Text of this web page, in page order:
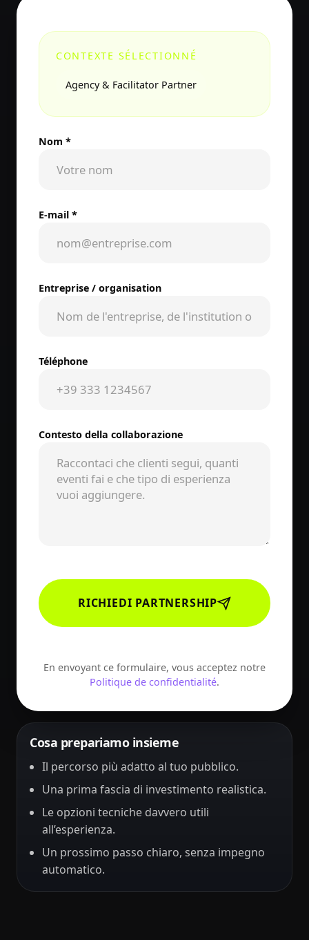
CONTEXTE SÉLECTIONNÉ
Agency & Facilitator Partner
Nom *
E-mail *
Entreprise / organisation
Téléphone
Contesto della collaborazione
RICHIEDI PARTNERSHIP
En envoyant ce formulaire, vous acceptez notre
Politique de confidentialité.
Cosa prepariamo insieme
Il percorso più adatto al tuo pubblico.
Una prima fascia di investimento realistica.
Le opzioni tecniche davvero utili
all’esperienza.
Un prossimo passo chiaro, senza impegno
automatico.